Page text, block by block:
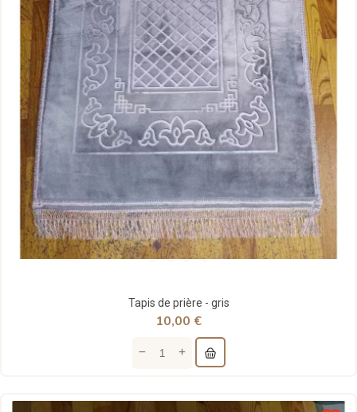
Tapis de prière - gris
10,00 €